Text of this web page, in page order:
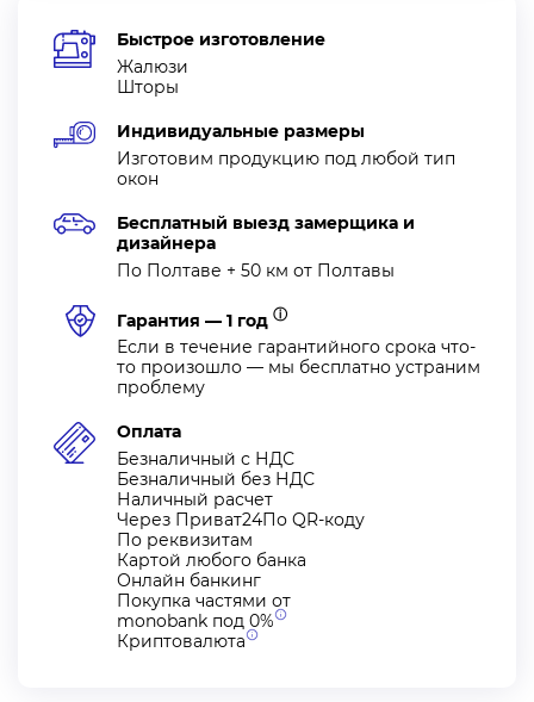
Быстрое изготовление
Жалюзи
Шторы
Индивидуальные размеры
Изготовим продукцию под любой тип
окон
Бесплатный выезд замерщика и
дизайнера
По Полтаве + 50 км от Полтавы
Гарантия — 1 год ⓘ
Если в течение гарантийного срока что-
то произошло — мы бесплатно устраним
проблему
Оплата
Безналичный с НДС
Безналичный без НДС
Наличный расчет
Через Приват24По QR-коду
По реквизитам
Картой любого банка
Онлайн банкинг
Покупка частями от
monobank под 0%
Криптовалюта